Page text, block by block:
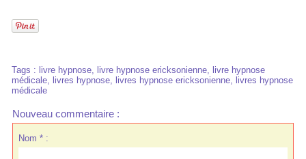
Tags : livre hypnose, livre hypnose ericksonienne, livre hypnose
médicale, livres hypnose, livres hypnose ericksonienne, livres hypnose
médicale
Nouveau commentaire :
Nom * :